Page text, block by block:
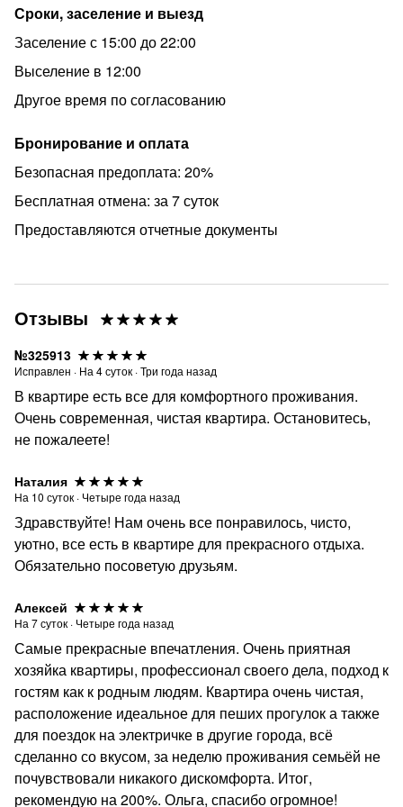
Я рада своим гостям, надеюсь, вам будет удобно!
Сроки, заселение и выезд
Заселение с 15:00 до 22:00
Выселение в 12:00
Другое время по согласованию
Бронирование и оплата
Безопасная предоплата: 20%
Бесплатная отмена: за 7 суток
Предоставляются отчетные документы
Отзывы
№325913
Исправлен · На 4суток ·Три года назад
В квартире есть все для комфортного проживания.
Очень современная, чистая квартира. Остановитесь,
не пожалеете!
Наталия
На 10 суток · Четыре года назад
Здравствуйте! Нам очень все понравилось, чисто,
уютно, все есть в квартире для прекрасного отдыха.
Обязательно посоветую друзьям.
Алексей
На 7суток · Четыре года назад
Самые прекрасные впечатления. Очень приятная
хозяйка квартиры, профессионал своего дела, подход к
гостям как к родным людям. Квартира очень чистая,
расположение идеальное для пеших прогулок а также
для поездок на электричке в другие города, всё
сделанно со вкусом, за неделю проживания семьёй не
почувствовали никакого дискомфорта. Итог,
рекомендую на 200%. Ольга, спасибо огромное!